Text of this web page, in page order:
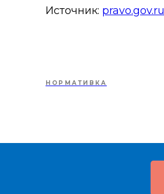
Источник: pravo.gov.ru
НОРМАТИВКА